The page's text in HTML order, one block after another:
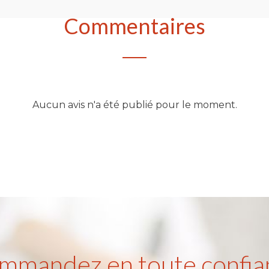
Commentaires
Aucun avis n'a été publié pour le moment.